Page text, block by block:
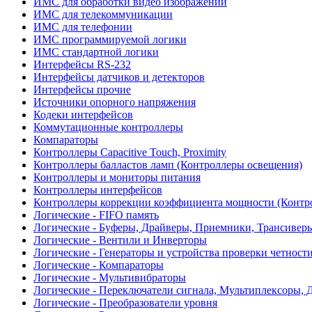
ИМС для телекоммуникации
ИМС для телефонии
ИМС программируемой логики
ИМС стандартной логики
Интерфейсы RS-232
Интерфейсы датчиков и детекторов
Интерфейсы прочие
Источники опорного напряжения
Кодеки интерфейсов
Коммутационные контроллеры
Компараторы
Контроллеры Capacitive Touch, Proximity
Контроллеры балластов ламп (Контроллеры освещения)
Контроллеры и мониторы питания
Контроллеры интерфейсов
Контроллеры коррекции коэффициента мощности
Логические - FIFO память
Логические - Буферы, Драйверы, Приемники,
Логические - Вентили и Инверторы
Логические - Генераторы и устройства проверки четности
Логические - Компараторы
Логические - Мультивибраторы
Логические - Переключатели сигнала, Мультиплексоры,
Логические - Преобразователи уровня